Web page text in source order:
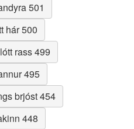
501
hár 500
rass 499
495
brjóst 454
448